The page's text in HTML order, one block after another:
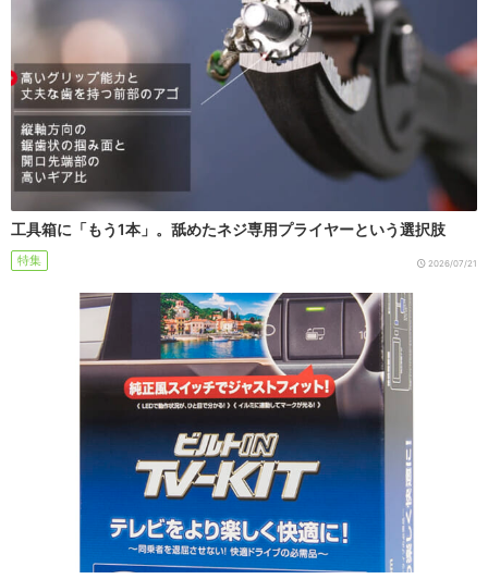
工具箱に「もう1本」。舐めたネジ専用プライヤーという選択肢
特集 2026/07/21